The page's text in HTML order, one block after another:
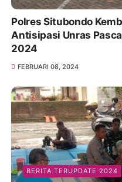
Polres Situbondo
Antisipasi Unras
2024
FEBRUARI 08, 2024
BERITA TERUPDATE 2024